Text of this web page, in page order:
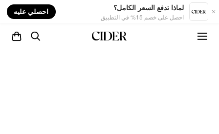
لماذا تدفع السعر الكامل؟
احصل على خصم 15% في التطبيق
احصلي عليه